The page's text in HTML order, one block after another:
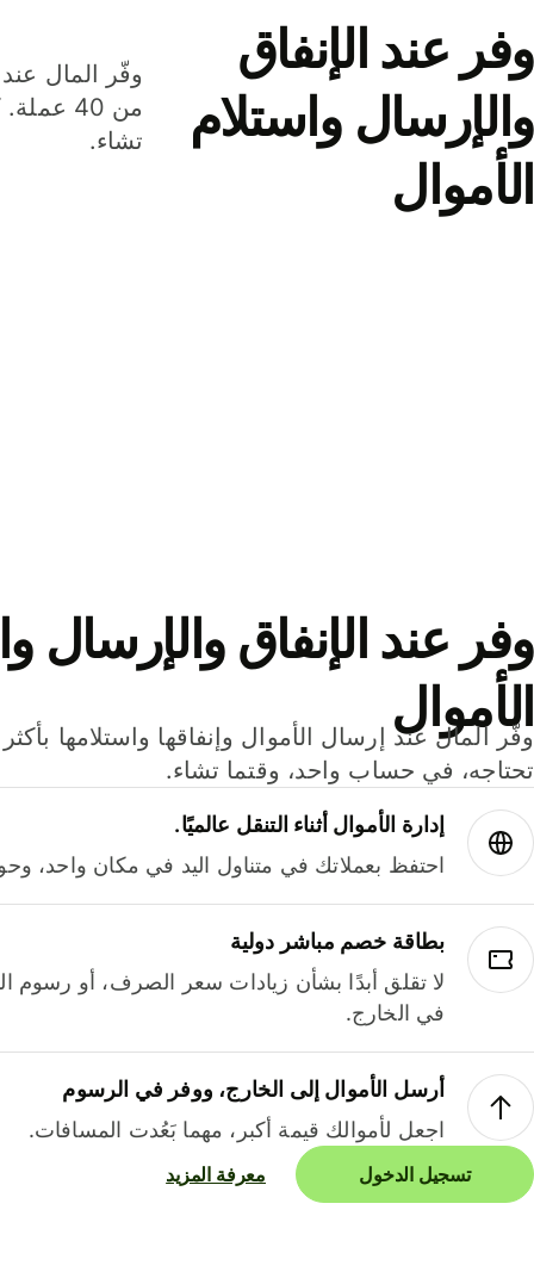
وفر عند الإنفاق
والإرسال واستلام
الأموال
وفّر المال عند
من 40
تشاء.
وفر عند الإنفاق والإرسال
الأموال
تحتاجه، في حساب واحد، وقتما تشاء.
إدارة الأموال أثناء التنقل عالميًا.
احتفظ بعملاتك في متناول اليد في مكان واحد،
بطاقة خصم مباشر دولية
لا تقلق أبدًا بشأن زيادات سعر الصرف، أو رسوم
في الخارج.
أرسل الأموال إلى الخارج، ووفر في الرسوم
اجعل لأموالك قيمة أكبر، مهما بَعُدت المسافات.
تسجيل الدخول معرفة المزيد